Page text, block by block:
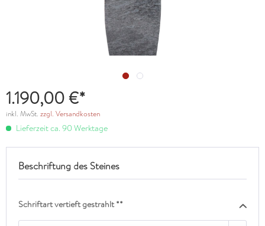
1.190,00 €*
inkl. MwSt. zzgl. Versandkosten
Lieferzeit ca. 90 Werktage
Beschriftung des Steines
Schriftart vertieft gestrahlt **